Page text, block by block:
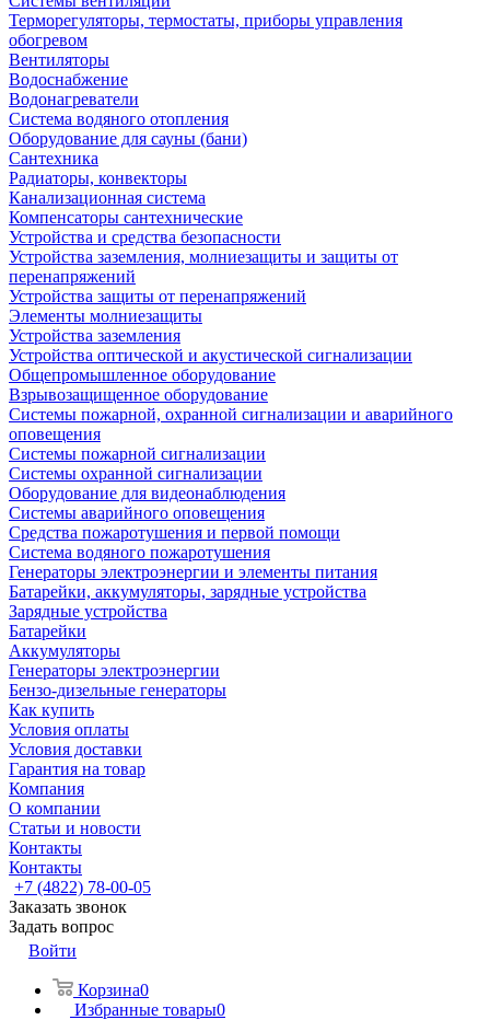
Терморегуляторы, термостаты, приборы управления
обогревом
Вентиляторы
Водоснабжение
Водонагреватели
Система водяного отопления
Оборудование для сауны (бани)
Сантехника
Радиаторы, конвекторы
Канализационная система
Компенсаторы сантехнические
Устройства и средства безопасности
Устройства заземления, молниезащиты и защиты от
перенапряжений
Устройства защиты от перенапряжений
Элементы молниезащиты
Устройства заземления
Устройства оптической и акустической сигнализации
Общепромышленное оборудование
Взрывозащищенное оборудование
Системы пожарной, охранной сигнализации и аварийного
оповещения
Системы пожарной сигнализации
Системы охранной сигнализации
Оборудование для видеонаблюдения
Системы аварийного оповещения
Средства пожаротушения и первой помощи
Система водяного пожаротушения
Генераторы электроэнергии и элементы питания
Батарейки, аккумуляторы, зарядные устройства
Зарядные устройства
Батарейки
Аккумуляторы
Генераторы электроэнергии
Бензо-дизельные генераторы
Как купить
Условия оплаты
Условия доставки
Гарантия на товар
Компания
О компании
Статьи и новости
Контакты
Контакты
+7 (4822) 78-00-05
Заказать звонок
Задать вопрос
Войти
Корзина0
Избранные товары0